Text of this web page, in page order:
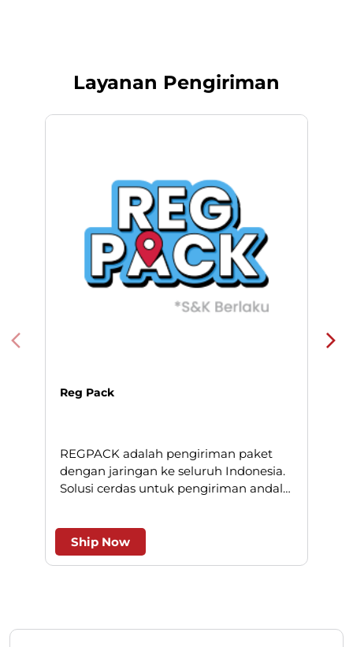
Layanan Pengiriman
Reg Pack
REGPACK adalah pengiriman paket
dengan jaringan ke seluruh Indonesia.
Solusi cerdas untuk pengiriman andal
Ship Now